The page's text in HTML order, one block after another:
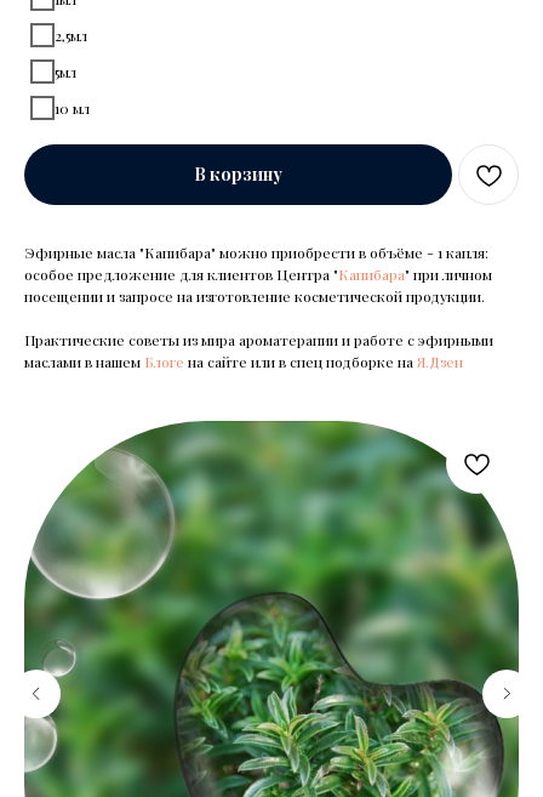
2,5мл
5мл
10 мл
В корзину
Эфирные масла "Капибара" можно приобрести в объёме - 1 капля:
особое предложение для клиентов Центра "Капибара" при личном
посещении и запросе на изготовление косметической продукции.
Практические советы из мира ароматерапии и работе с эфирными
маслами в нашем Блоге на сайте или в спец подборке на Я.Дзен